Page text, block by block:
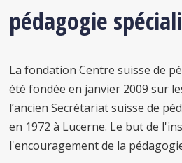
pédagogie
La fondation Centre suisse de
été fondée en janvier 2009 sur
l’ancien Secrétariat suisse de
en 1972 à Lucerne. Le but de
l'encouragement de la